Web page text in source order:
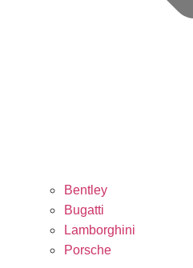
Bentley
Bugatti
Lamborghini
Porsche